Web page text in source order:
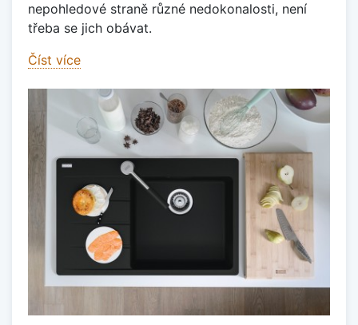
nepohledové straně různé nedokonalosti, není
třeba se jich obávat.
Číst více